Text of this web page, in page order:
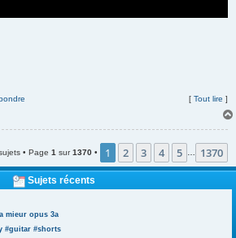
[ Tout lire ]
• Page 1 sur1370 • 1 2 3 4 5 1370
Sujets récents
mieur opus 3a
#guitar #shorts